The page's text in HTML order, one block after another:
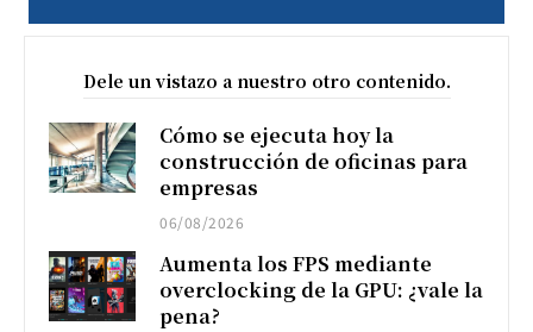
Dele un vistazo a nuestro otro contenido.
Cómo se ejecuta hoy la
construcción de oficinas para
empresas
06/08/2026
Aumenta los FPS mediante
overclocking de la GPU: ¿vale la
pena?